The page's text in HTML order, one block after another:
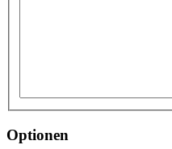
Optionen